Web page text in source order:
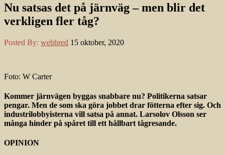
Nu satsas det på järnväg – men blir det
verkligen fler tåg?
Posted By: webbred 15 oktober, 2020
Foto: W Carter
Kommer järnvägen byggas snabbare nu? Politikerna satsar
pengar. Men de som ska göra jobbet drar fötterna efter sig. Och
industrilobbyisterna vill satsa på annat. Larsolov Olsson ser
många hinder på spåret till ett hållbart tågresande.
OPINION